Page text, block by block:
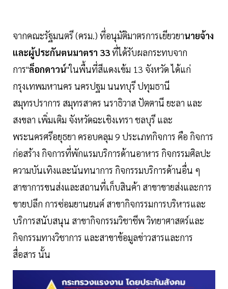
จากคณะรัฐมนตรี (ครม.) ที่อนุมัติมาตรการเยียวยานายจ้าง
และผู้ประกันตนมาตรา 33ที่ได้รับผลกระทบจาก
การ"ล็อกดาวน์"ในพื้นที่สีแดงเข้ม 13 จังหวัด ได้แก่
กรุงเทพมหานคร นครปฐม นนทบุรี ปทุมธานี
สมุทรปราการ สมุทรสาคร นราธิวาส ปัตตานี ยะลา และ
สงขลา เพิ่มเติม จังหวัดฉะเชิงเทรา ชลบุรี และ
พระนครศรีอยุธยา ครอบคลุม 9 ประเภทกิจการ คือ กิจการ
ก่อสร้าง กิจการที่พักแรมบริการด้านอาหาร กิจกรรมศิลปะ
ความบันเทิงและนันทนาการ กิจกรรมบริการด้านอื่น ๆ
สาขาการขนส่งและสถานที่เก็บสินค้า สาขาขายส่งและการ
ขายปลีก การซ่อมยานยนต์ สาขากิจกรรมการบริหารและ
บริการสนับสนุน สาขากิจกรรมวิชาชีพ วิทยาศาสตร์และ
กิจกรรมทางวิชาการ และสาขาข้อมูลข่าวสารและการ
สื่อสาร นั้น